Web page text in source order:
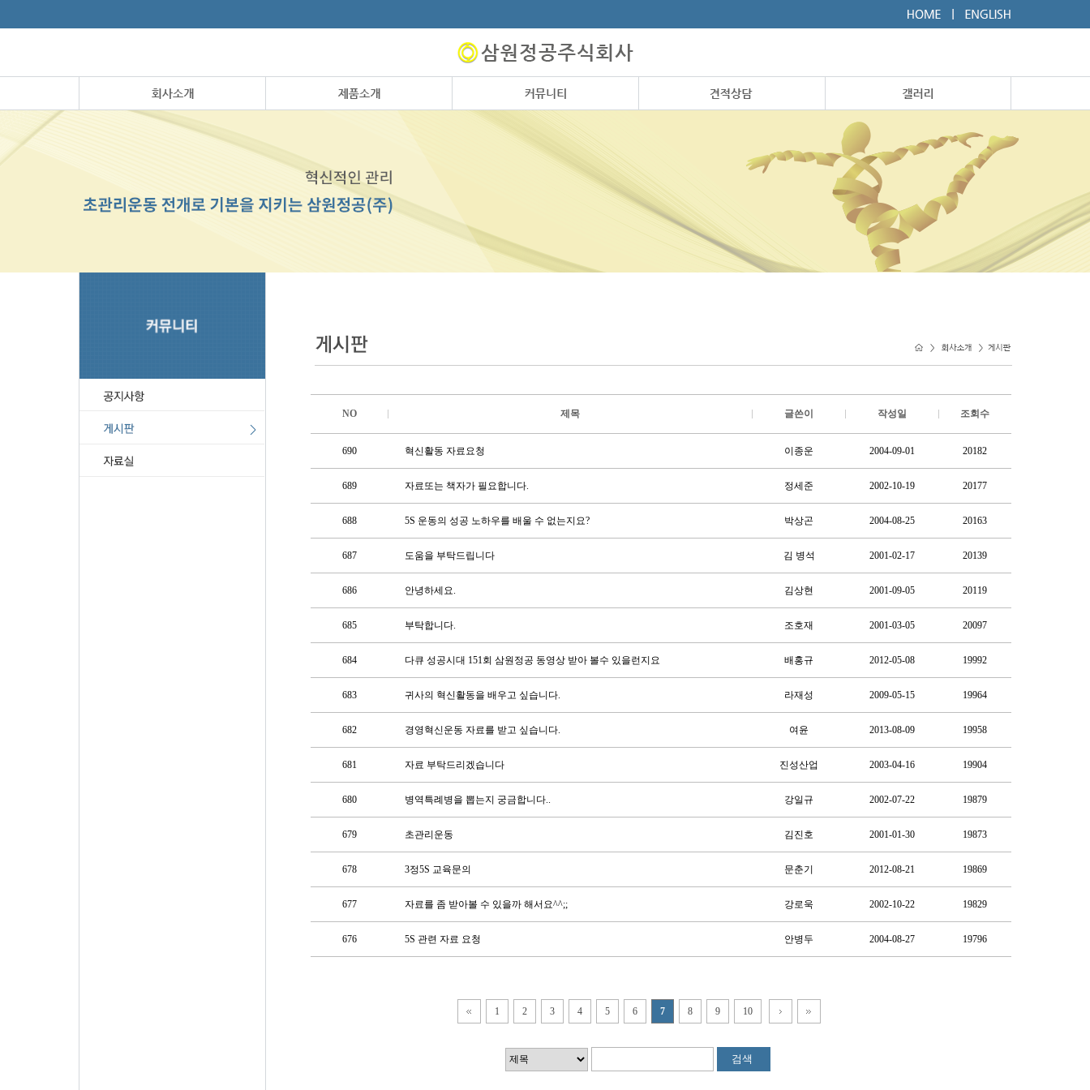
NO 제목 글쓴이 작성일 조회수
690 혁신활동 자료요청 이종운 2004-09-01 20182
689 자료또는 책자가 필요합니다. 정세준 2002-10-19 20177
688 5S 운동의 성공 노하우를 배울 수 없는지요? 박상곤 2004-08-25 20163
687 도움을 부탁드립니다 김 병석 2001-02-17 20139
686 안녕하세요. 김상현 2001-09-05 20119
685 부탁합니다. 조호재 2001-03-05 20097
684 다큐 성공시대 151회 삼원정공 동영상 받아 볼수 있을런지요 배홍규 2012-05-08 19992
683 귀사의 혁신활동을 배우고 싶습니다. 라재성 2009-05-15 19964
682 경영혁신운동 자료를 받고 싶습니다. 여윤 2013-08-09 19958
681 자료 부탁드리겠습니다 진성산업 2003-04-16 19904
680 병역특례병을 뽑는지 궁금합니다.. 강일규 2002-07-22 19879
679 초관리운동 김진호 2001-01-30 19873
678 3정5S 교육문의 문춘기 2012-08-21 19869
677 자료를 좀 받아볼 수 있을까 해서요^^;; 강로욱 2002-10-22 19829
676 5S 관련 자료 요청 안병두 2004-08-27 19796
1 2 3 4 5 6 7 8 9 10